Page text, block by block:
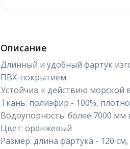
Описание
Длинный и удобный фартук
ПВХ-покрытием.
Устойчив к действию морской
Ткань: полиэфир - 100%,
Водоупорность: более 7000 мм
Цвет: оранжевый
Размер: длина фартука - 120